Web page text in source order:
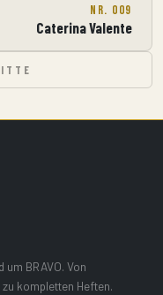
Nr. 009
Caterina Valente
BRAVO. Von
kompletten Heften.